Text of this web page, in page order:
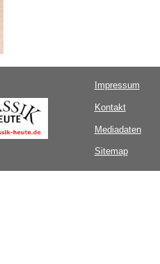
Impressum
Kontakt
Mediadaten
Sitemap